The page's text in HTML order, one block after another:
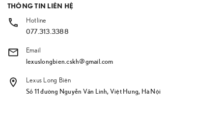
THÔNG TIN LIÊN HỆ
Hotline
077.313.3388
Email
lexuslongbien.cskh@gmail.com
Lexus Long Biên
Số 11 đường Nguyễn Văn Linh, Việt Hưng, Hà Nội